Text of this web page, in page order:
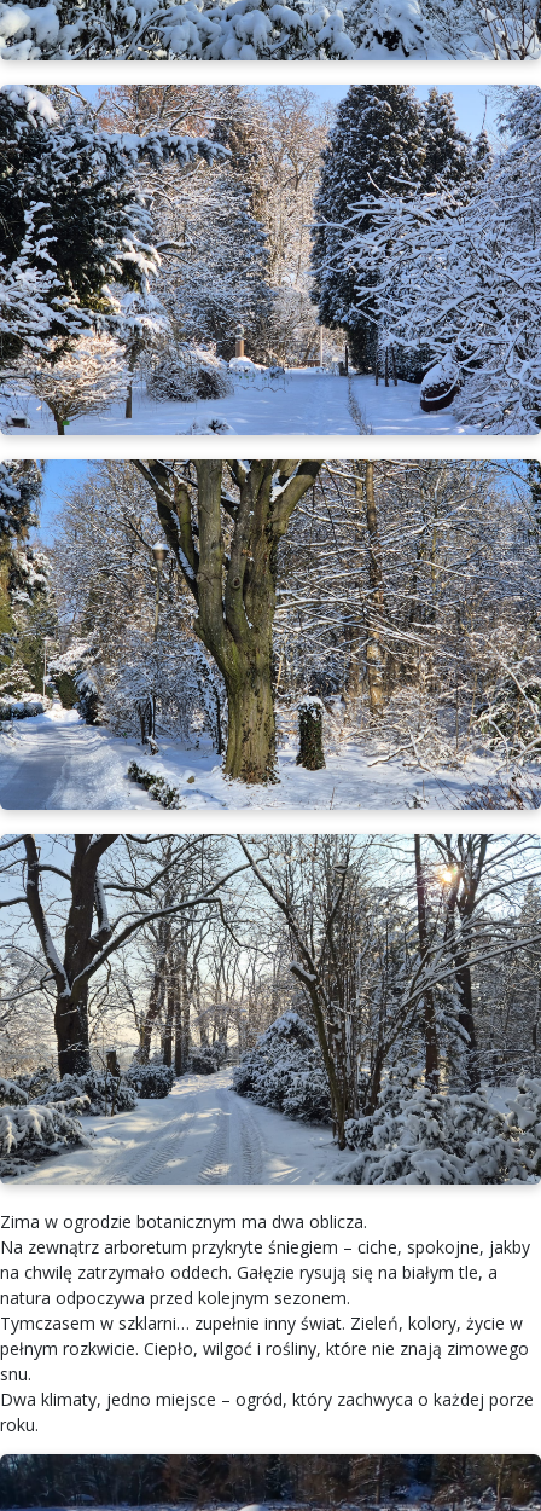
Zima w ogrodzie botanicznym ma dwa oblicza.
Na zewnątrz arboretum przykryte śniegiem – ciche, spokojne, jakby
na chwilę zatrzymało oddech. Gałęzie rysują się na białym tle, a
natura odpoczywa przed kolejnym sezonem.
Tymczasem w szklarni… zupełnie inny świat. Zieleń, kolory, życie w
pełnym rozkwicie. Ciepło, wilgoć i rośliny, które nie znają zimowego
snu.
Dwa klimaty, jedno miejsce – ogród, który zachwyca o każdej porze
roku.